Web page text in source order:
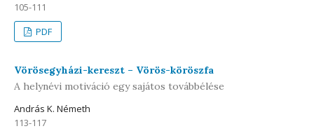
105-111
PDF
Vörösegyházi-kereszt – Vörös-köröszfa
A helynévi motiváció egy sajátos továbbélése
András K. Németh
113-117